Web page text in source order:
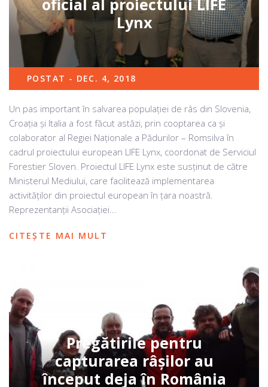
oficial al proiectului LIFE
Lynx
POSTAT - DEC. 4, 2018
Un pas important în salvarea populației de râs din Slovenia,
Croația și Italia a fost făcut astăzi, prin cooptarea ca și
colaborator al Regiei Naționale a Pădurilor – Romsilva în
cadrul proiectului european LIFE Lynx, coordonat de Serviciul
Forestier Sloven. Proiectul LIFE Lynx este susținut de către
Ministerul Mediului, care facilitează implementarea
activităților din proiectul european în țara noastră.
Reprezentanții Asociației...
CITEȘTE MAI MULT
Pregătirile pentru
capturarea râșilor au
început deja în România